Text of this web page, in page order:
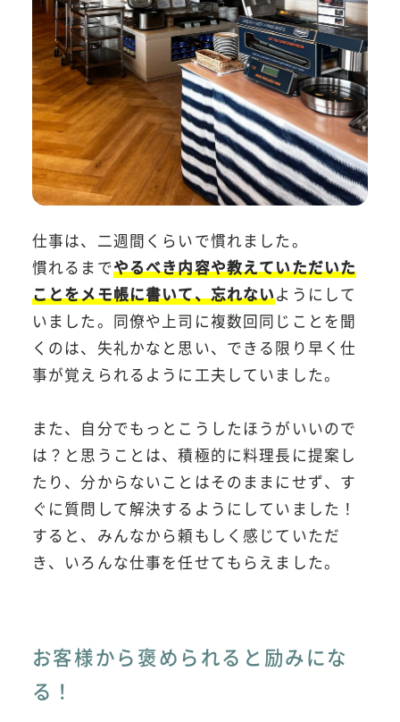
仕事は、二週間くらいで慣れました。
慣れるまでやるべき内容や教えていただいた
ことをメモ帳に書いて、忘れないようにして
いました。同僚や上司に複数回同じことを聞
くのは、失礼かなと思い、できる限り早く仕
事が覚えられるように工夫していました。
また、自分でもっとこうしたほうがいいので
は？と思うことは、積極的に料理長に提案し
たり、分からないことはそのままにせず、す
ぐに質問して解決するようにしていました！
すると、みんなから頼もしく感じていただ
き、いろんな仕事を任せてもらえました。
お客様から褒められると励みにな
る！